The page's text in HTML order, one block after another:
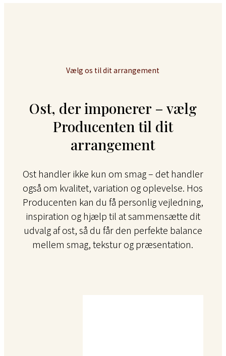
Vælg os til dit arrangement
Ost, der imponerer – vælg
Producenten til dit
arrangement
Ost handler ikke kun om smag – det handler
også om kvalitet, variation og oplevelse. Hos
Producenten kan du få personlig vejledning,
inspiration og hjælp til at sammensætte dit
udvalg af ost, så du får den perfekte balance
mellem smag, tekstur og præsentation.